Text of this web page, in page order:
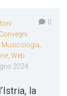
0
Convegni
Musicologia
,Web
2024
la